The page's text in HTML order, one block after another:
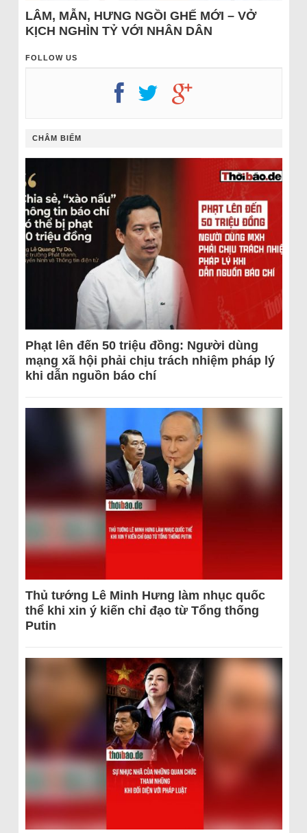
LÂM, MẪN, HƯNG NGỒI GHẾ MỚI – VỞ
KỊCH NGHÌN TỶ VỚI NHÂN DÂN
FOLLOW US
CHÂM BIẾM
Phạt lên đến 50 triệu đồng: Người dùng
mạng xã hội phải chịu trách nhiệm pháp lý
khi dẫn nguồn báo chí
Thủ tướng Lê Minh Hưng làm nhục quốc
thể khi xin ý kiến chỉ đạo từ Tổng thống
Putin